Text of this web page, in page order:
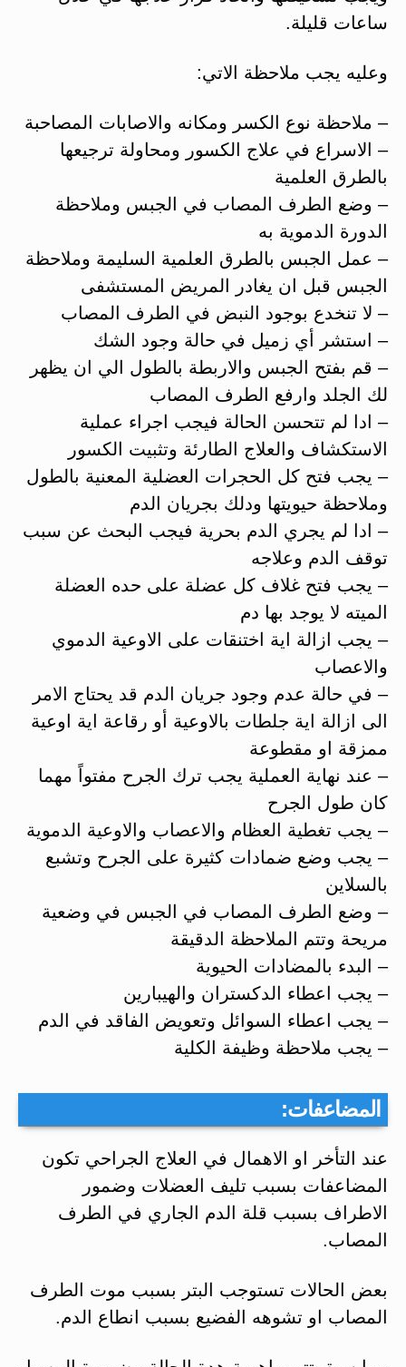
ساعات قليلة.
وعليه يجب ملاحظة الاتي:
– ملاحظة نوع الكسر ومكانه والاصابات المصاحبة
– الاسراع في علاج الكسور ومحاولة ترجيعها
بالطرق العلمية
– وضع الطرف المصاب في الجبس وملاحظة
الدورة الدموية به
– عمل الجبس بالطرق العلمية السليمة وملاحظة
الجبس قبل ان يغادر المريض المستشفى
– لا تنخدع بوجود النبض في الطرف المصاب
– استشر أي زميل في حالة وجود الشك
– قم بفتح الجبس والاربطة بالطول الي ان يظهر
لك الجلد وارفع الطرف المصاب
– ادا لم تتحسن الحالة فيجب اجراء عملية
الاستكشاف والعلاج الطارئة وتثبيت الكسور
– يجب فتح كل الحجرات العضلية المعنية بالطول
وملاحظة حيويتها ودلك بجريان الدم
– ادا لم يجري الدم بحرية فيجب البحث عن سبب
توقف الدم وعلاجه
– يجب فتح غلاف كل عضلة على حده العضلة
الميته لا يوجد بها دم
– يجب ازالة اية اختنقات على الاوعية الدموي
والاعصاب
– في حالة عدم وجود جريان الدم قد يحتاج الامر
الى ازالة اية جلطات بالاوعية أو رقاعة اية اوعية
ممزقة او مقطوعة
– عند نهاية العملية يجب ترك الجرح مفتواً مهما
كان طول الجرح
– يجب تغطية العظام والاعصاب والاوعية الدموية
– يجب وضع ضمادات كثيرة على الجرح وتشبع
بالسلاين
– وضع الطرف المصاب في الجبس في وضعية
مريحة وتتم الملاحظة الدقيقة
– البدء بالمضادات الحيوية
– يجب اعطاء الدكستران والهيبارين
– يجب اعطاء السوائل وتعويض الفاقد في الدم
– يجب ملاحظة وظيفة الكلية
المضاعفات:
عند التأخر او الاهمال في العلاج الجراحي تكون
المضاعفات بسبب تليف العضلات وضمور
الاطراف بسبب قلة الدم الجاري في الطرف
المصاب.
بعض الحالات تستوجب البتر بسبب موت الطرف
المصاب او تشوهه الفضيع بسبب انطاع الدم.